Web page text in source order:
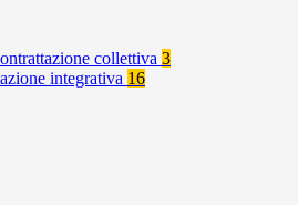
collettiva 3
integrativa 16